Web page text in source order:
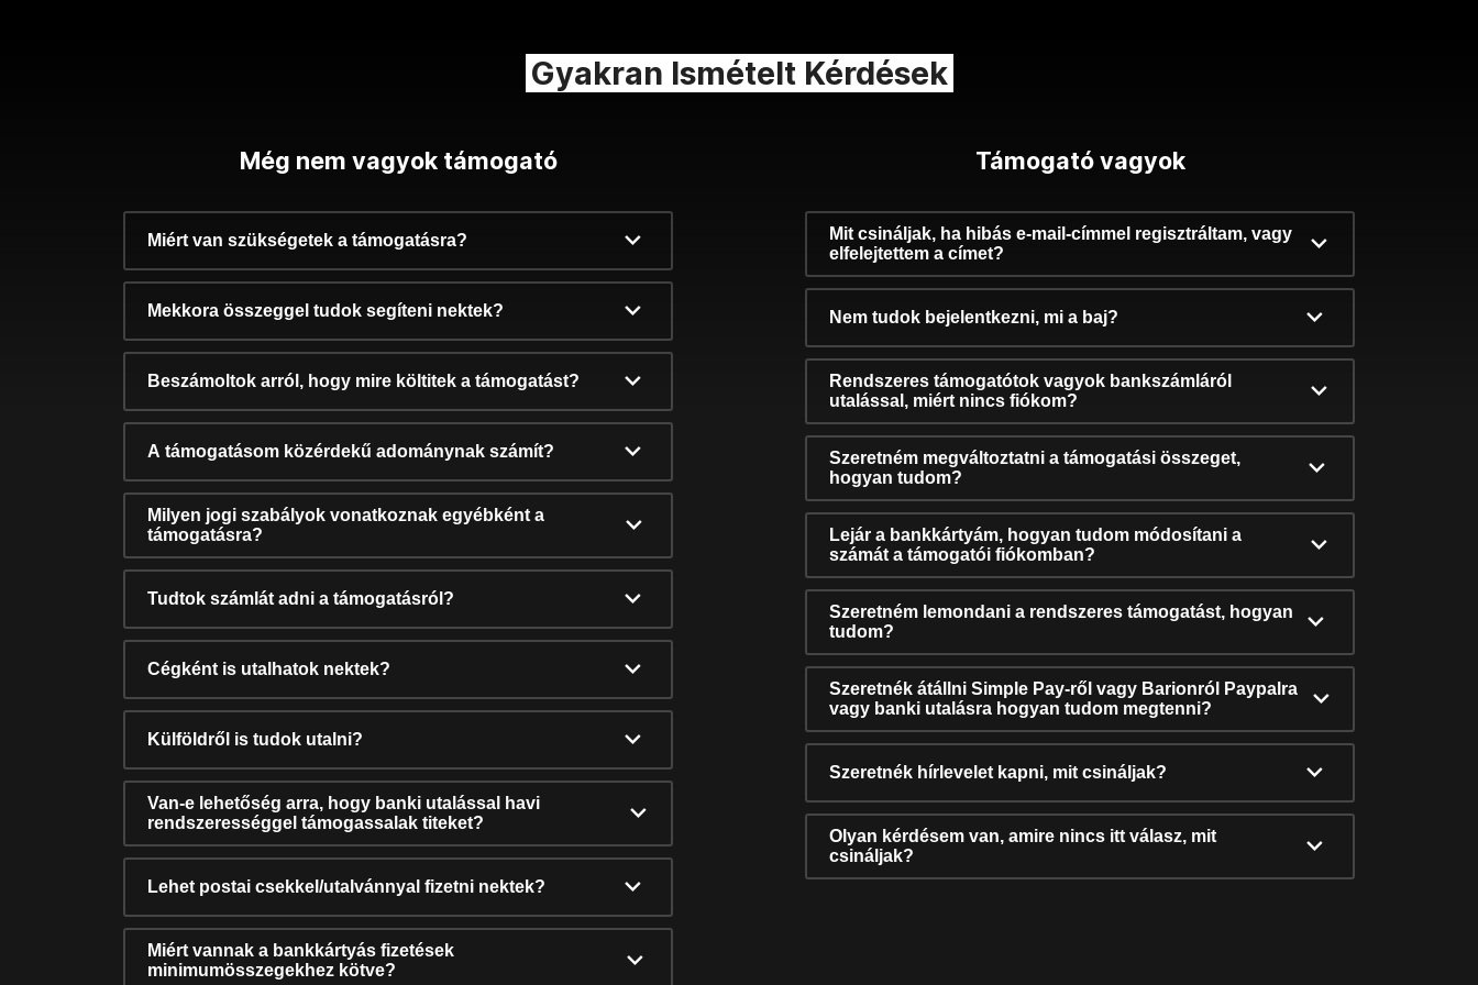
Gyakran Ismételt Kérdések
Még nem vagyok támogató
Miért van szükségetek a támogatásra?
Mekkora összeggel tudok segíteni nektek?
Beszámoltok arról, hogy mire költitek a támogatást?
A támogatásom közérdekű adománynak számít?
Milyen jogi szabályok vonatkoznak egyébként a
támogatásra?
Tudtok számlát adni a támogatásról?
Cégként is utalhatok nektek?
Külföldről is tudok utalni?
Van-e lehetőség arra, hogy banki utalással havi
rendszerességgel támogassalak titeket?
Lehet postai csekkel/utalvánnyal fizetni nektek?
Miért vannak a bankkártyás fizetések
minimumösszegekhez kötve?
Támogató vagyok
Mit csináljak, ha hibás e-mail-címmel regisztráltam, vagy
elfelejtettem a címet?
Nem tudok bejelentkezni, mi a baj?
Rendszeres támogatótok vagyok bankszámláról
utalással, miért nincs fiókom?
Szeretném megváltoztatni a támogatási összeget,
hogyan tudom?
Lejár a bankkártyám, hogyan tudom módosítani a
számát a támogatói fiókomban?
Szeretném lemondani a rendszeres támogatást, hogyan
tudom?
Szeretnék átállni Simple Pay-ről vagy Barionról Paypalra
vagy banki utalásra hogyan tudom megtenni?
Szeretnék hírlevelet kapni, mit csináljak?
Olyan kérdésem van, amire nincs itt válasz, mit
csináljak?